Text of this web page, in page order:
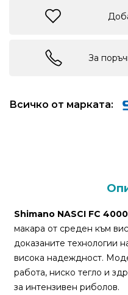
риболов
Къмпинг
поводи
Плувки
за
риболов
За
Всичко от марката:
Shimano NASCI FC
макара от среден към
доказаните технологии
висока надеждност.
работа, ниско тегло и
за интензивен риболов.